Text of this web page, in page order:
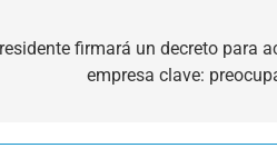
firmará un decreto para
empresa clave: